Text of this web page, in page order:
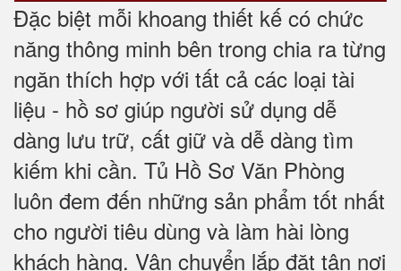
Đặc biệt mỗi khoang thiết kế có chức
năng thông minh bên trong chia ra từng
ngăn thích hợp với tất cả các loại tài
liệu - hồ sơ giúp người sử dụng dễ
dàng lưu trữ, cất giữ và dễ dàng tìm
kiếm khi cần. Tủ Hồ Sơ Văn Phòng
luôn đem đến những sản phẩm tốt nhất
cho người tiêu dùng và làm hài lòng
khách hàng. Vận chuyển lắp đặt tận nơi